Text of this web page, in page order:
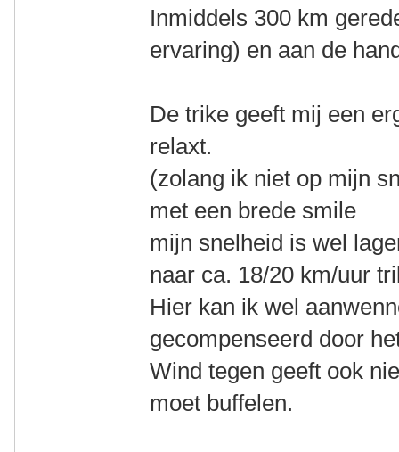
Inmiddels 300 km
ervaring) en aan de
De trike geeft mij een
relaxt.
(zolang ik niet op mijn
met een brede smile
mijn snelheid is wel
naar ca. 18/20 km/uur
Hier kan ik wel
gecompenseerd door
Wind tegen geeft ook
moet buffelen.